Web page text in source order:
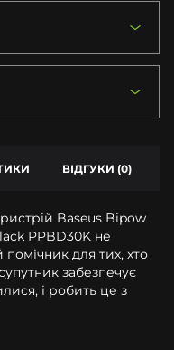
ВІДГУКИ (0)
Baseus Bipow
PPBD30K не
для тих, хто
забезпечує
і робить це з